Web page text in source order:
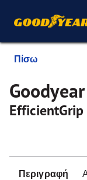
Πίσω
Goodyear
EfficientGrip
Περιγραφή